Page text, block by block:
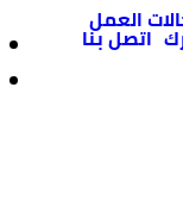
العمل
اتصل بنا